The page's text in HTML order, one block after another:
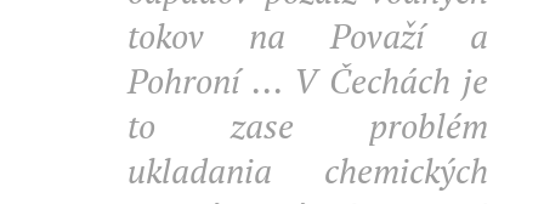
tokov na Považí a
Pohroní ... V Čechách je
to zase problém
ukladania chemických